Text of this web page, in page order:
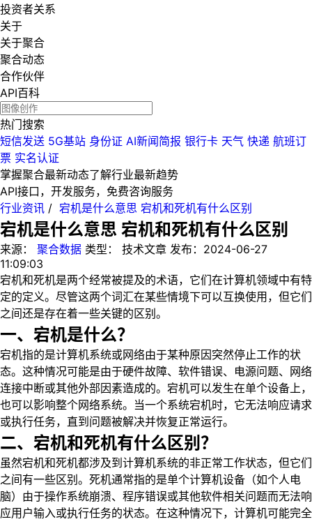
投资者关系
关于
关于聚合
聚合动态
合作伙伴
API百科
热门搜索
短信发送 5G基站 身份证 AI新闻简报 银行卡 天气 快递 航班订
票 实名认证
掌握聚合最新动态了解行业最新趋势
API接口，开发服务，免费咨询服务
行业资讯 / 宕机是什么意思 宕机和死机有什么区别
宕机是什么意思 宕机和死机有什么区别
来源： 聚合数据 类型： 技术文章 发布： 2024-06-27
11:09:03
宕机和死机是两个经常被提及的术语，它们在计算机领域中有特
定的定义。尽管这两个词汇在某些情境下可以互换使用，但它们
之间还是存在着一些关键的区别。
一、宕机是什么？
宕机指的是计算机系统或网络由于某种原因突然停止工作的状
态。这种情况可能是由于硬件故障、软件错误、电源问题、网络
连接中断或其他外部因素造成的。宕机可以发生在单个设备上，
也可以影响整个网络系统。当一个系统宕机时，它无法响应请求
或执行任务，直到问题被解决并恢复正常运行。
二、宕机和死机有什么区别？
虽然宕机和死机都涉及到计算机系统的非正常工作状态，但它们
之间有一些区别。死机通常指的是单个计算机设备（如个人电
脑）由于操作系统崩溃、程序错误或其他软件相关问题而无法响
应用户输入或执行任务的状态。在这种情况下，计算机可能完全